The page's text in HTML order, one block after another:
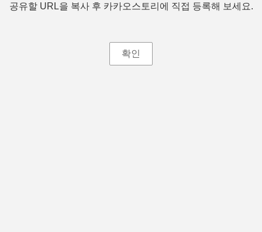
공유할 URL을 복사 후 카카오스토리에 직접 등록해 보세요.
확인